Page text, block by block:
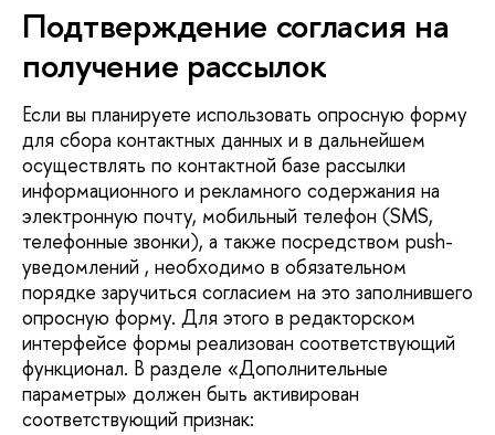
Подтверждение согласия на
получение рассылок
Если вы планируете использовать опросную форму
для сбора контактных данных и в дальнейшем
осуществлять по контактной базе рассылки
информационного и рекламного содержания на
электронную почту, мобильный телефон (SMS,
телефонные звонки), а также посредством push-
уведомлений , необходимо в обязательном
порядке заручиться согласием на это заполнившего
опросную форму. Для этого в редакторском
интерфейсе формы реализован соответствующий
функционал. В разделе «Дополнительные
параметры» должен быть активирован
соответствующий признак: